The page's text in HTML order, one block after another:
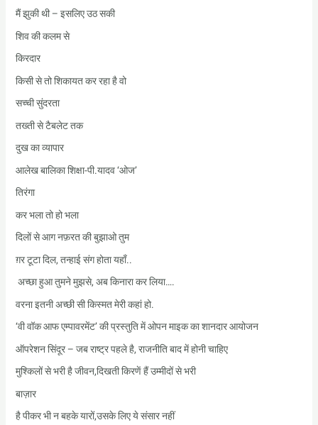
मैं झुकी थी – इसलिए उठ सकी
शिव की कलम से
किरदार
किसी से तो शिकायत कर रहा है वो
सच्ची सुंदरता
तख्ती से टैबलेट तक
दुख का व्यापार
आलेख बालिका शिक्षा-पी.यादव ‘ओज’
तिरंगा
कर भला तो हो भला
दिलों से आग नफ़रत की बुझाओ तुम
ग़र टूटा दिल, तन्हाई संग होता यहाँ..
अच्छा हुआ तुमने मुझसे, अब किनारा कर लिया….
वरना इतनी अच्छी सी किस्मत मेरी कहां हो.
‘वी वॉक आफ एम्पावरमेंट’ की प्रस्तुति में ओपन माइक का शानदार आयोजन
ऑपरेशन सिंदूर – जब राष्ट्र पहले है, राजनीति बाद में होनी चाहिए
मुश्किलों से भरी है जीवन,दिखती किरणें हैं उम्मीदों से भरी
बाज़ार
है पीकर भी न बहके यारों,उसके लिए ये संसार नहीं